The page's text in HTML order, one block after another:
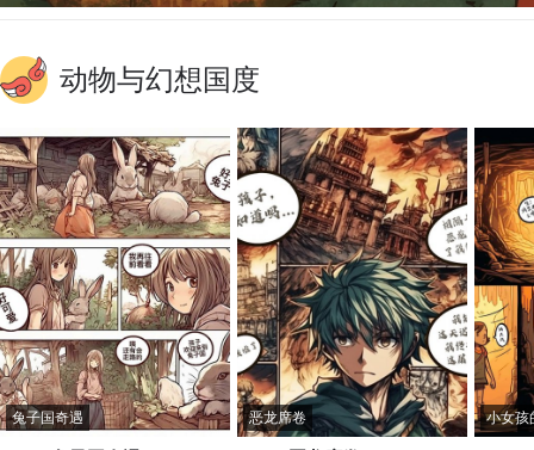
动物与幻想国度
兔子国奇遇 恶龙席卷 小女孩